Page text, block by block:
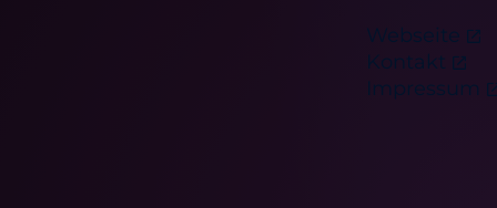
Webseite
Kontakt
Impressum